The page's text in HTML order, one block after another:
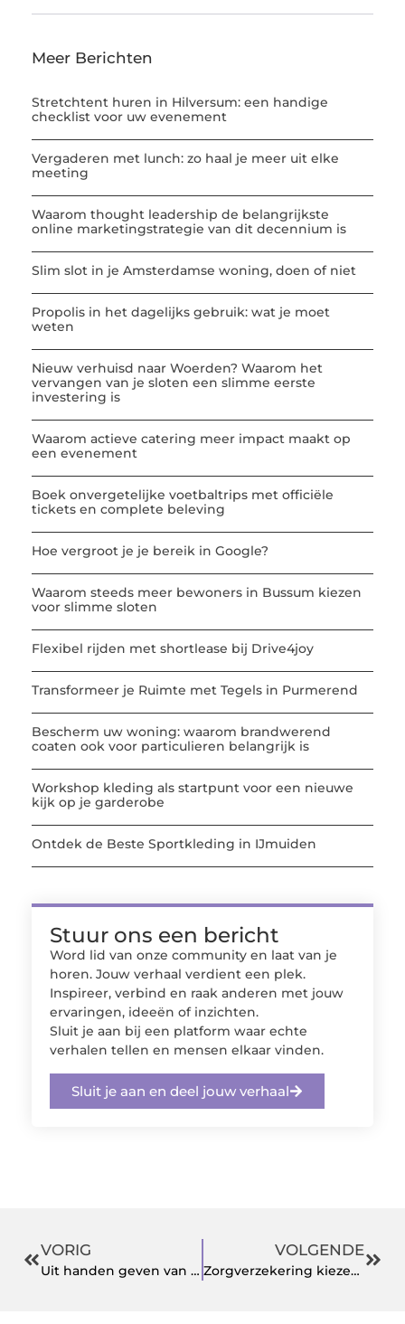
Meer Berichten
Stretchtent huren in Hilversum: een handige
checklist voor uw evenement
Vergaderen met lunch: zo haal je meer uit elke
meeting
Waarom thought leadership de belangrijkste
online marketingstrategie van dit decennium is
Slim slot in je Amsterdamse woning, doen of niet
Propolis in het dagelijks gebruik: wat je moet
weten
Nieuw verhuisd naar Woerden? Waarom het
vervangen van je sloten een slimme eerste
investering is
Waarom actieve catering meer impact maakt op
een evenement
Boek onvergetelijke voetbaltrips met officiële
tickets en complete beleving
Hoe vergroot je je bereik in Google?
Waarom steeds meer bewoners in Bussum kiezen
voor slimme sloten
Flexibel rijden met shortlease bij Drive4joy
Transformeer je Ruimte met Tegels in Purmerend
Bescherm uw woning: waarom brandwerend
coaten ook voor particulieren belangrijk is
Workshop kleding als startpunt voor een nieuwe
kijk op je garderobe
Ontdek de Beste Sportkleding in IJmuiden
Stuur ons een bericht
Word lid van onze community en laat van je
horen. Jouw verhaal verdient een plek.
Inspireer, verbind en raak anderen met jouw
ervaringen, ideeën of inzichten.
Sluit je aan bij een platform waar echte
verhalen tellen en mensen elkaar vinden.
Sluit je aan en deel jouw verhaal
VORIG
Uit handen geven van warmte beheer van een pand
VOLGENDE
Zorgverzekering kiezen 2020